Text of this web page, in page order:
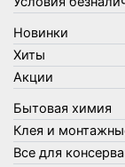
Товары для
Упаковка
Утеплители и
Фонари,
Швабры,
Шнуры,
Новинки
Хиты
Акции
Бытовая химия
Клея и
Все для